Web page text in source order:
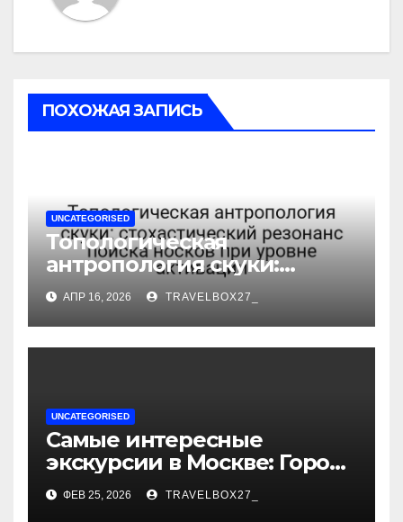
ПОХОЖАЯ ЗАПИСЬ
UNCATEGORISED
Топологическая
антропология скуки:
стохастический резонанс
поиска носков при уровне
активации
АПР 16, 2026 TRAVELBOX27_
UNCATEGORISED
Самые интересные
экскурсии в Москве: Город
как сцена для вашей
сказки
ФЕВ 25, 2026 TRAVELBOX27_